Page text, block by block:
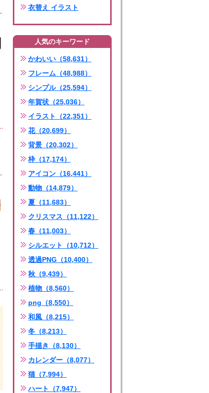
衣替え イラスト
人気のキーワード
かわいい（58,631）
フレーム（48,988）
シンプル（25,594）
年賀状（25,036）
イラスト（22,351）
花（20,699）
背景（20,302）
枠（17,174）
アイコン（16,441）
動物（14,879）
夏（11,683）
クリスマス（11,122）
春（11,003）
シルエット（10,712）
透過PNG（10,400）
秋（9,439）
植物（8,560）
png（8,550）
和風（8,215）
冬（8,213）
手描き（8,130）
カレンダー（8,077）
猫（7,994）
ハート（7,947）